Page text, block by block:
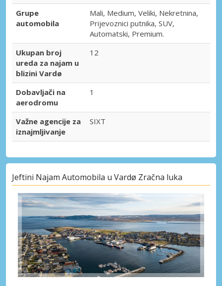
Grupe
automobila
Mali, Medium, Veliki, Nekretnina,
Prijevoznici putnika, SUV,
Automatski, Premium.
Ukupan broj
ureda za najam u
blizini Vardø
12
Dobavljači na
aerodromu
1
Važne agencije za
iznajmljivanje
SIXT
Jeftini Najam Automobila u Vardø Zračna luka